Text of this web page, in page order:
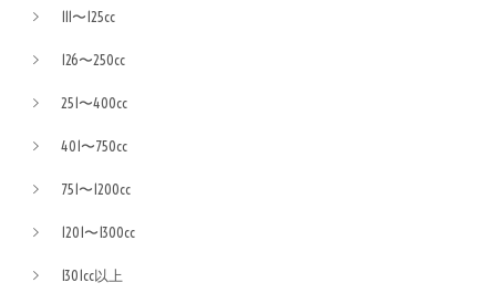
111〜125cc
126〜250cc
251〜400cc
401〜750cc
751〜1200cc
1201〜1300cc
1301cc以上